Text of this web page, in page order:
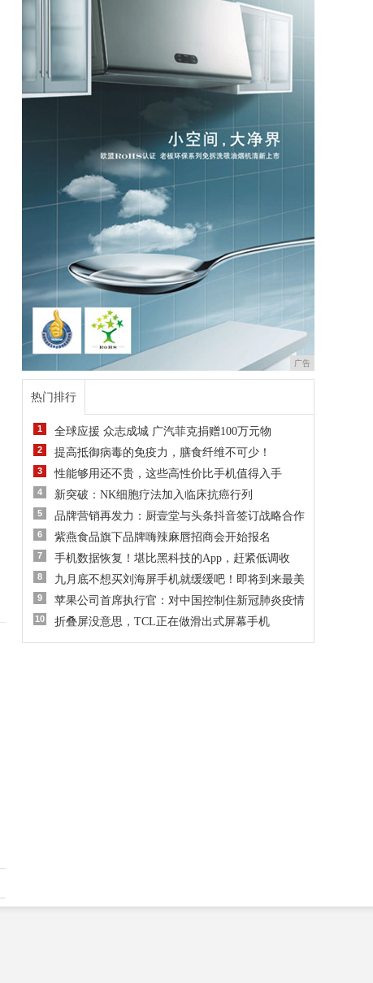
广告
热门排行
1 全球应援 众志成城 广汽菲克捐赠100万元物
2 提高抵御病毒的免疫力，膳食纤维不可少！
3 性能够用还不贵，这些高性价比手机值得入手
4 新突破：NK细胞疗法加入临床抗癌行列
5 品牌营销再发力：厨壹堂与头条抖音签订战略合作
6 紫燕食品旗下品牌嗨辣麻唇招商会开始报名
7 手机数据恢复！堪比黑科技的App，赶紧低调收
8 九月底不想买刘海屏手机就缓缓吧！即将到来最美
9 苹果公司首席执行官：对中国控制住新冠肺炎疫情
10 折叠屏没意思，TCL正在做滑出式屏幕手机